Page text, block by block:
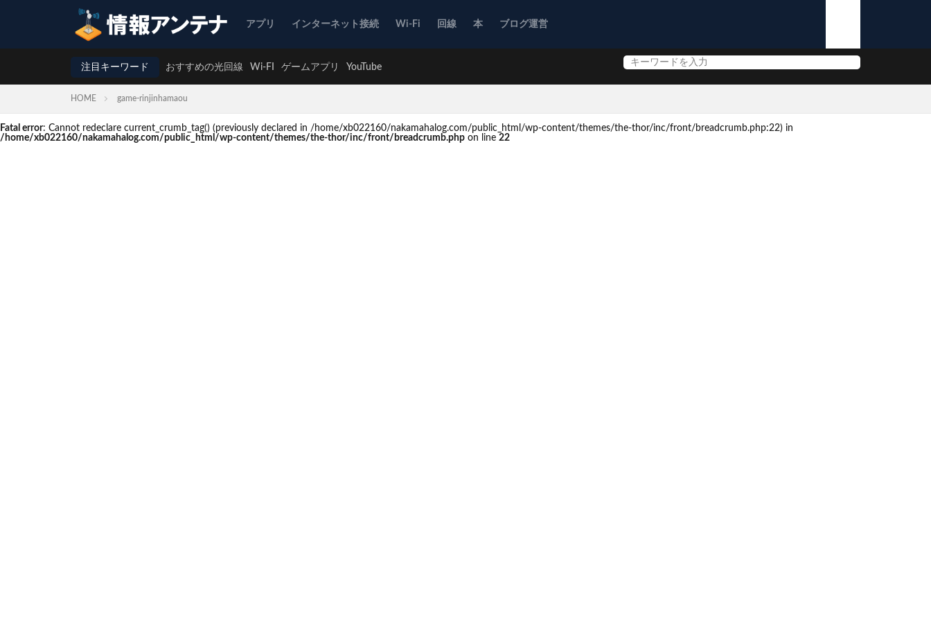
アプリ インターネット接続 Wi-Fi 回線 本 ブログ運営
注目キーワード おすすめの光回線 Wi-FI ゲームアプリ YouTube
HOME game-rinjinhamaou
Fatal error: Cannot redeclare current_crumb_tag() (previously declared in /home/xb022160/nakamahalog.com/public_html/wp-content/themes/the-thor/inc/front/breadcrumb.php:22) in
/home/xb022160/nakamahalog.com/public_html/wp-content/themes/the-thor/inc/front/breadcrumb.php on line 22